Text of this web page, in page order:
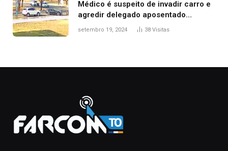
Médico é suspeito de invadir carro e
agredir delegado aposentado
durante confusão no trânsito
setembro 19, 2024 38 Visitas